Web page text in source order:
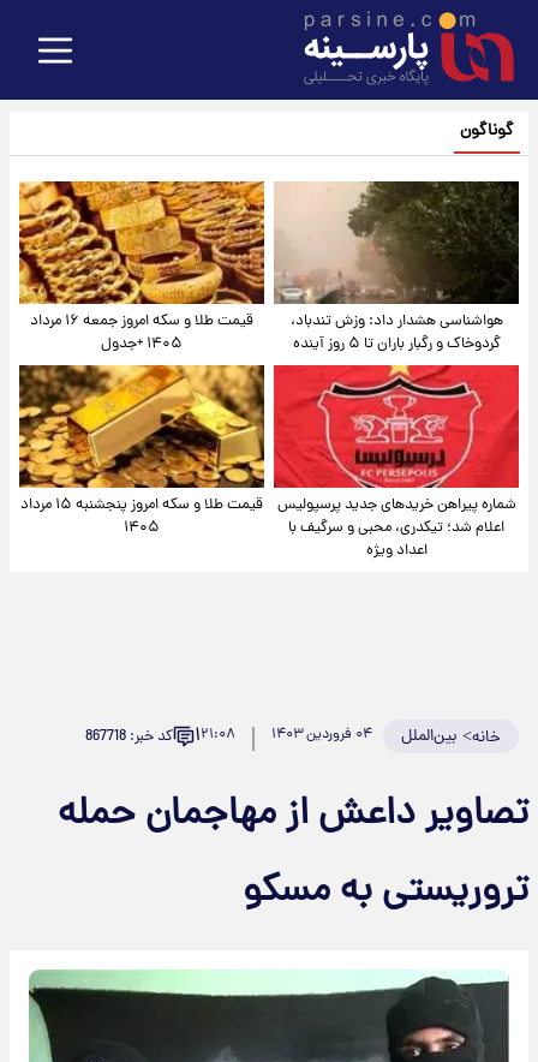
گوناگون
هواشناسی هشدار داد: وزش تندباد،
گردوخاک و رگبار باران تا ۵ روز آینده
قیمت طلا و سکه امروز جمعه ۱۶ مرداد
۱۴۰۵ +جدول
شماره پیراهن خریدهای جدید پرسپولیس
اعلام شد؛ تیکدری، محبی و سرگیف با
اعداد ویژه
قیمت طلا و سکه امروز پنجشنبه ۱۵ مرداد
۱۴۰۵
خانه> بین‌الملل ۰۴ فروردین ۱۴۰۳ ۲۱:۰۸۱ کد خبر: 867718
تصاویر داعش از مهاجمان حمله
تروریستی به مسکو